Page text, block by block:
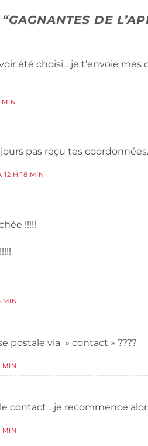
GAGNANTES DE
été choisi….je t’envoie
MIN
pas reçu tes
12 H 18 MIN
!!!!!
MIN
postale via » contact » ????
MIN
contact….je recommence
MIN